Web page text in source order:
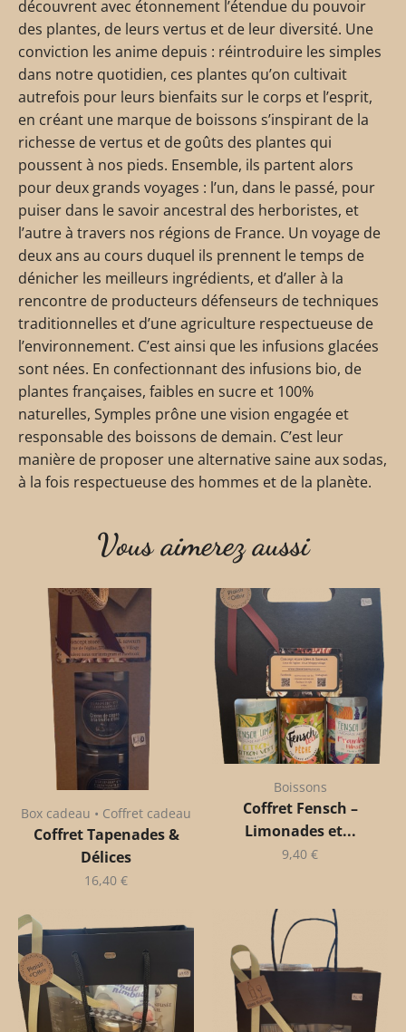
découvrent avec étonnement l’étendue du pouvoir
des plantes, de leurs vertus et de leur diversité. Une
conviction les anime depuis : réintroduire les simples
dans notre quotidien, ces plantes qu’on cultivait
autrefois pour leurs bienfaits sur le corps et l’esprit,
en créant une marque de boissons s’inspirant de la
richesse de vertus et de goûts des plantes qui
poussent à nos pieds. Ensemble, ils partent alors
pour deux grands voyages : l’un, dans le passé, pour
puiser dans le savoir ancestral des herboristes, et
l’autre à travers nos régions de France. Un voyage de
deux ans au cours duquel ils prennent le temps de
dénicher les meilleurs ingrédients, et d’aller à la
rencontre de producteurs défenseurs de techniques
traditionnelles et d’une agriculture respectueuse de
l’environnement. C’est ainsi que les infusions glacées
sont nées. En confectionnant des infusions bio, de
plantes françaises, faibles en sucre et 100%
naturelles, Symples prône une vision engagée et
responsable des boissons de demain. C’est leur
manière de proposer une alternative saine aux sodas,
à la fois respectueuse des hommes et de la planète.
Vous aimerez aussi
Box cadeau • Coffret cadeau
Coffret Tapenades &
Délices
16,40 €
Boissons
Coffret Fensch –
Limonades et...
9,40 €